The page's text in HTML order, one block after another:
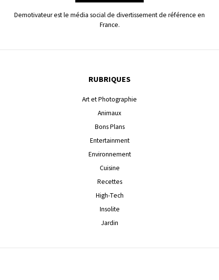
Demotivateur est le média social de divertissement de référence en
France.
RUBRIQUES
Art et Photographie
Animaux
Bons Plans
Entertainment
Environnement
Cuisine
Recettes
High-Tech
Insolite
Jardin